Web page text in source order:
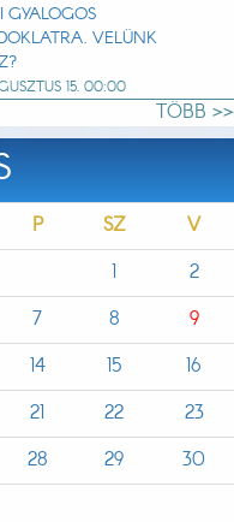
GYALOGOS
VELÜNK
15. 00:00
TÖBB >>
P SZ
V
1
2
7 8
9
14 15
16
21 22
23
28 29
30